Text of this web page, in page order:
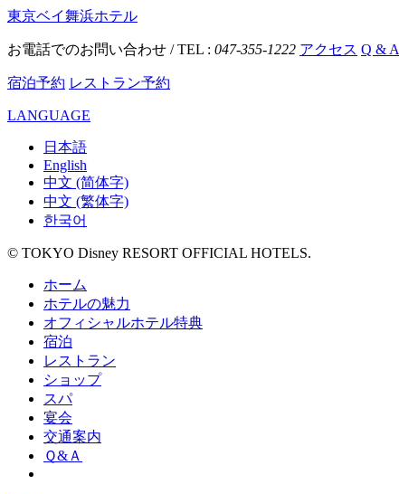
東京ベイ舞浜ホテル
お電話でのお問い合わせ / TEL : 047-355-1222 アクセス Q & A
宿泊予約 レストラン予約
LANGUAGE
日本語
English
中文 (简体字)
中文 (繁体字)
한국어
© TOKYO Disney RESORT OFFICIAL HOTELS.
ホーム
ホテルの魅力
オフィシャルホテル特典
宿泊
レストラン
ショップ
スパ
宴会
交通案内
Ｑ&Ａ